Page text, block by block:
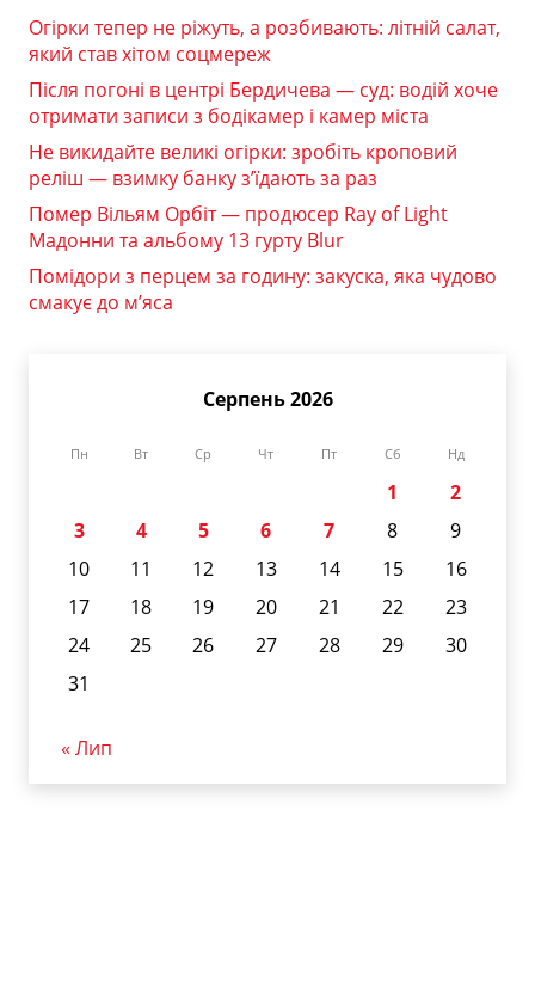
Огірки тепер не ріжуть, а розбивають: літній салат,
який став хітом соцмереж
Після погоні в центрі Бердичева — суд: водій хоче
отримати записи з бодікамер і камер міста
Не викидайте великі огірки: зробіть кроповий
реліш — взимку банку з’їдають за раз
Помер Вільям Орбіт — продюсер Ray of Light
Мадонни та альбому 13 гурту Blur
Помідори з перцем за годину: закуска, яка чудово
смакує до м’яса
Серпень 2026
Пн Вт Ср Чт Пт Сб Нд
1
2
3
4 5 6 7 8
9
10
11 12 13 14 15
16
17
18 19 20 21 22
23
24
25 26 27 28 29
30
31
« Лип